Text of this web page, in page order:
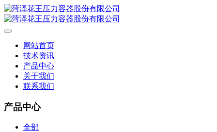
网站首页
技术资讯
产品中心
关于我们
联系我们
产品中心
全部